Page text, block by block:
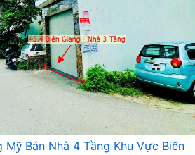
Bán Nhà 4 Tầng Khu Vực Biên